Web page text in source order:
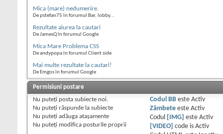
Mica (mare) nedumerire.
De pstefan75 în forumul Bar, lobby...
Rezultate aiurea la cautari
De JamesQ în forumul Google
Mica Mare Problema CSS
De andypopa în forumul Client side
Mai multe rezultate la cautari!
De Emgos în forumul Google
Permisiuni postare
Nu puteţi posta subiecte noi.
Nu puteţi răspunde la subiecte
Nu puteţi adăuga ataşamente
Nu puteţi modifica posturile proprii
Codul BBeste Activ
Zâmbeteeste Activ
Codul
[IMG] este Activ
[VIDEO] code is Activ